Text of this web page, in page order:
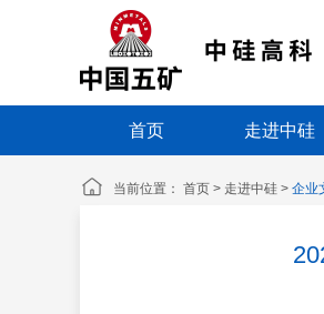
首页 走进中硅
当前位置： 首页 > 走进中硅 > 企业